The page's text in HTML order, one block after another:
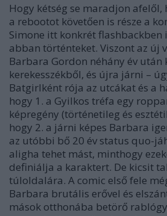
Hogy kétség se maradjon afelől,
a rebootot követően is része a
Simone itt konkrét flashbackben
abban történteket. Viszont az új
Barbara Gordon néhány év után
kerekesszékből, és újra járni –
Batgirlként rója az utcákat és a
hogy 1. a Gyilkos tréfa egy
képregény (történetileg és
hogy 2. a járni képes Barbara
az utóbbi bő 20 év status quo-
aligha tehet mást, minthogy
definiálja a karaktert. De kicsit
túloldalára. A comic első fele
Barbara brutális erővel és
mások otthonába betörő